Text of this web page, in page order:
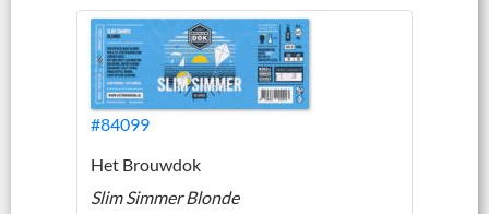
#84099
Het Brouwdok
Slim Simmer Blonde